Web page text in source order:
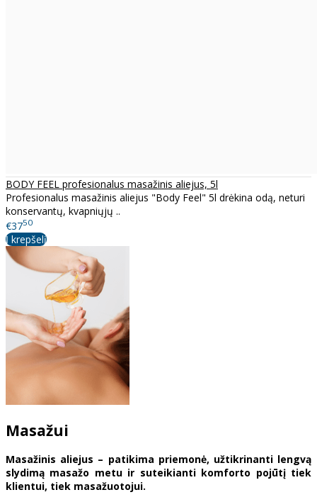
BODY FEEL profesionalus masažinis aliejus, 5l
Profesionalus masažinis aliejus "Body Feel" 5l drėkina odą, neturi
konservantų, kvapniųjų ..
€3750
Į krepšelį
Masažui
Masažinis aliejus – patikima priemonė, užtikrinanti lengvą
slydimą masažo metu ir suteikianti komforto pojūtį tiek
klientui, tiek masažuotojui.